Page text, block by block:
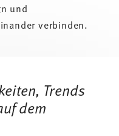
und
verbinden.
Trends
dem